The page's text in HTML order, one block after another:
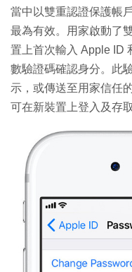
當中以雙重認證保護帳
最為有效。用家啟動了
置上首次輸入 Apple ID
數驗證碼確認身分。此
示，或傳送至用家信任
可在新裝置上登入及存取